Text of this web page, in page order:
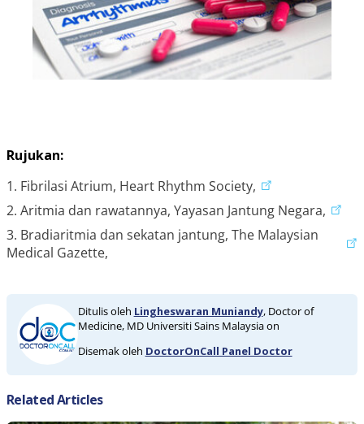
Rujukan:
1. Fibrilasi Atrium, Heart Rhythm Society,
2. Aritmia dan rawatannya, Yayasan Jantung Negara,
3. Bradiaritmia dan sekatan jantung, The Malaysian
Medical Gazette,
Ditulis oleh Lingheswaran Muniandy, Doctor of
Medicine, MD Universiti Sains Malaysia on
Disemak oleh DoctorOnCall Panel Doctor
Related Articles